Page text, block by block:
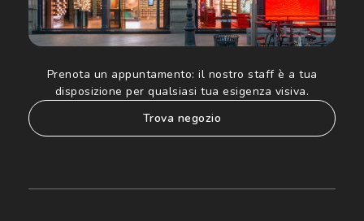
Prenota un appuntamento: il nostro staff è a tua
disposizione per qualsiasi tua esigenza visiva.
trova negozio